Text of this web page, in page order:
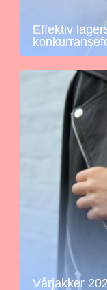
Effektiv
Vårjakker